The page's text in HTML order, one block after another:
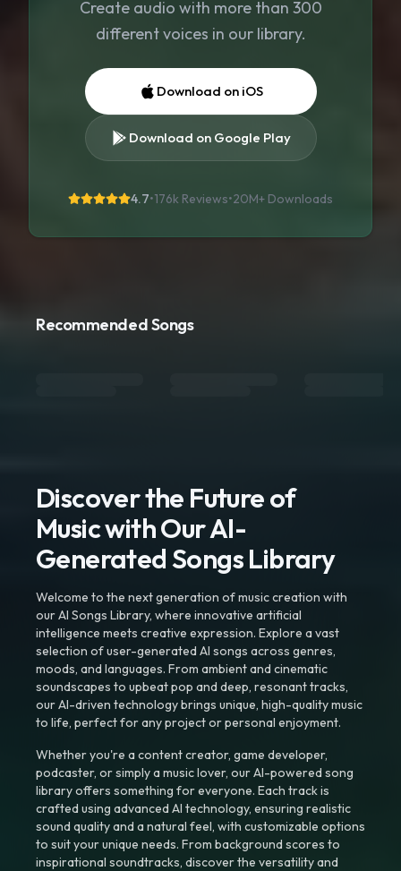
Create audio with more than 300
different voices in our library.
Download on iOS
Download on Google Play
4.7•176k Reviews•20M+ Downloads
Recommended Songs
Discover the Future of
Music with Our AI-
Generated Songs Library
Welcome to the next generation of music creation with
our AI Songs Library, where innovative artificial
intelligence meets creative expression. Explore a vast
selection of user-generated AI songs across genres,
moods, and languages. From ambient and cinematic
soundscapes to upbeat pop and deep, resonant tracks,
our AI-driven technology brings unique, high-quality music
to life, perfect for any project or personal enjoyment.
Whether you're a content creator, game developer,
podcaster, or simply a music lover, our AI-powered song
library offers something for everyone. Each track is
crafted using advanced AI technology, ensuring realistic
sound quality and a natural feel, with customizable options
to suit your unique needs. From background scores to
inspirational soundtracks, discover the versatility and